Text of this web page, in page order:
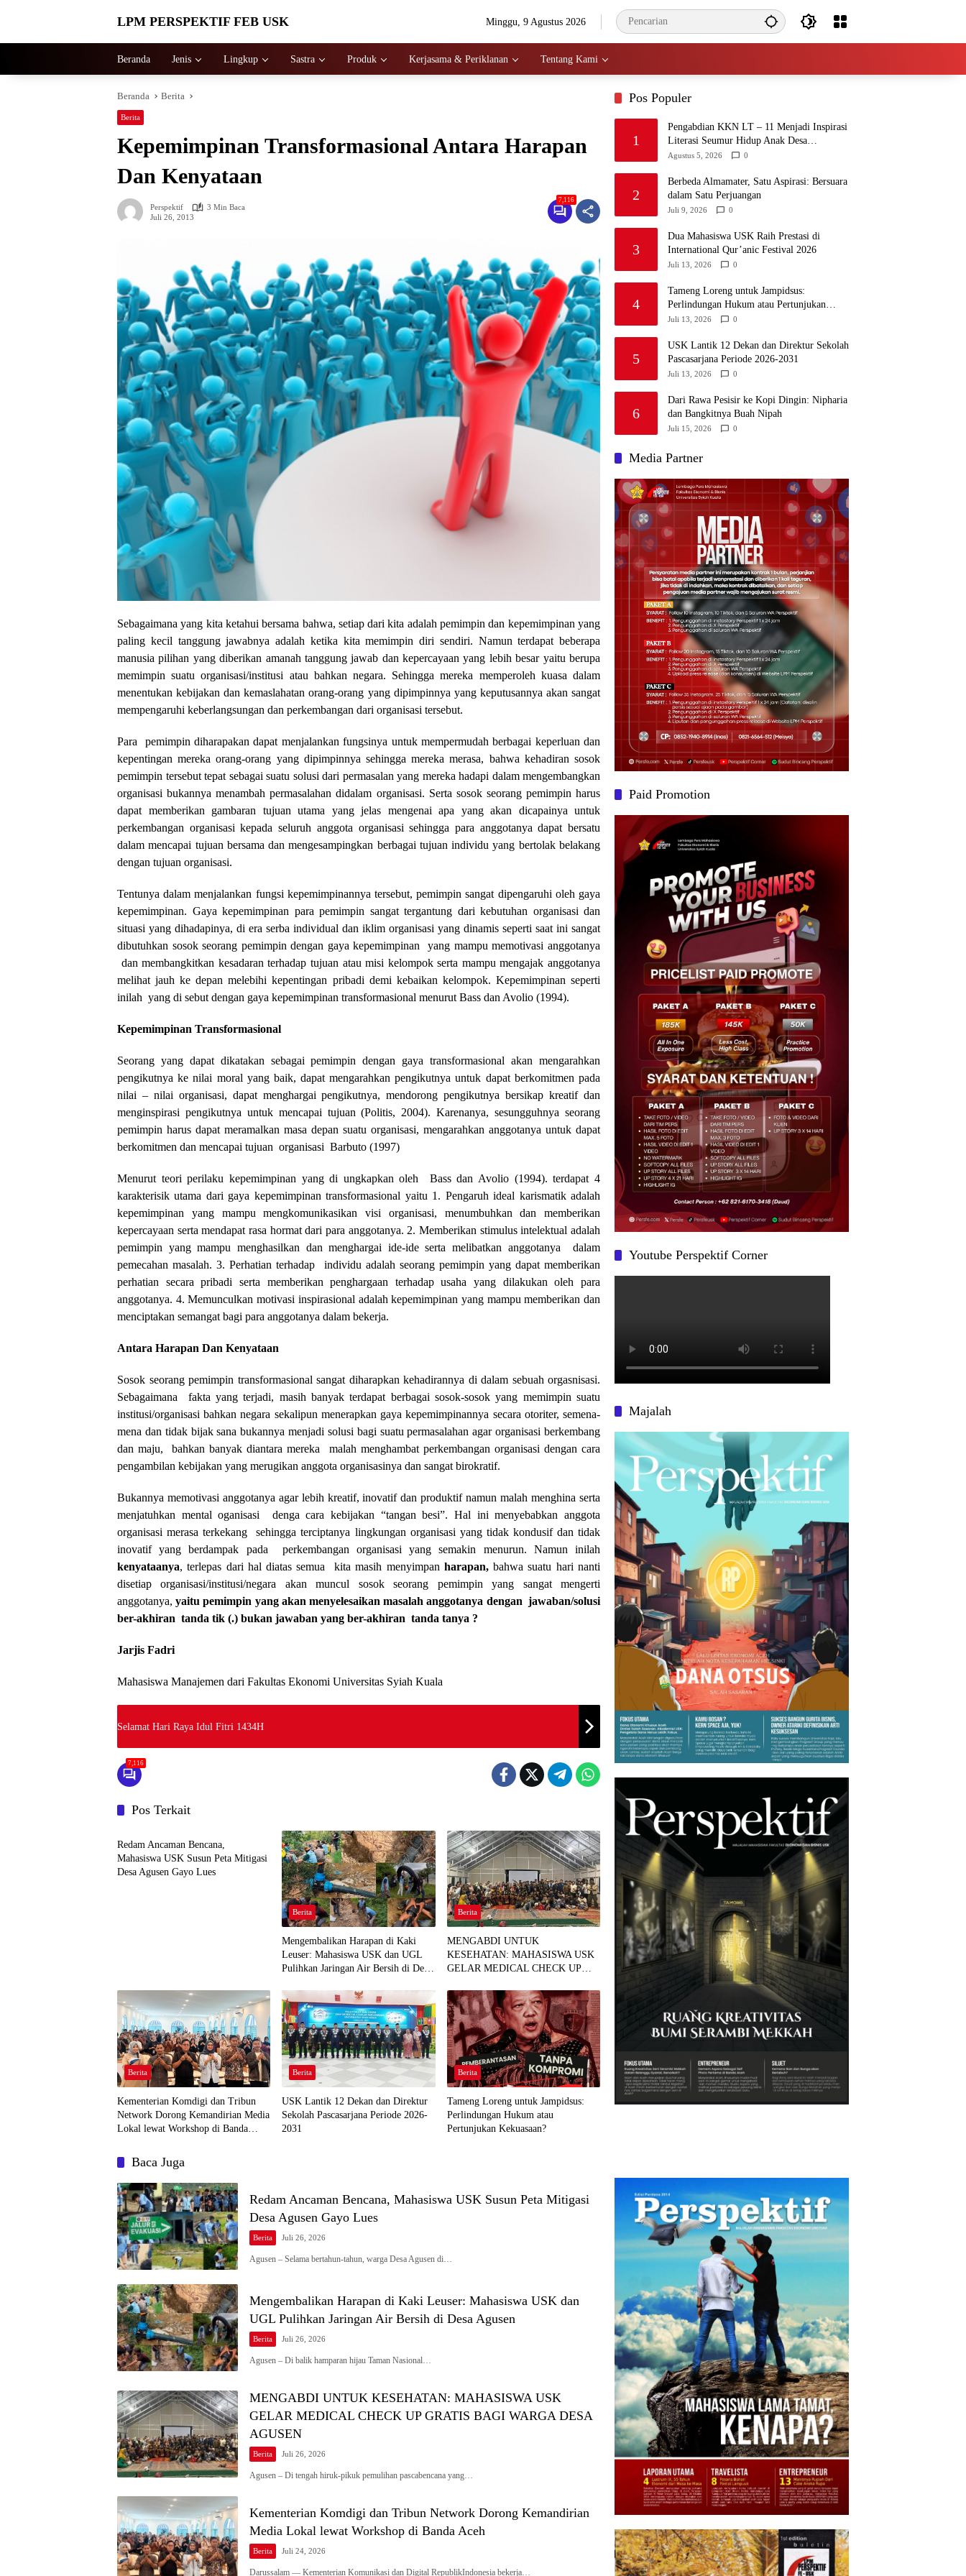
LPM PERSPEKTIF FEB USK Minggu, 9 Agustus 2026
Beranda Jenis Lingkup Sastra Produk Kerjasama & Periklanan Tentang Kami
Beranda Berita
Berita
Kepemimpinan Transformasional Antara Harapan
Dan Kenyataan
Perspektif
3 Min Baca
Juli 26, 2013
7,116
Sebagaimana yang kita ketahui bersama bahwa, setiap dari kita adalah pemimpin dan kepemimpinan yang
paling kecil tanggung jawabnya adalah ketika kita memimpin diri sendiri. Namun terdapat beberapa
manusia pilihan yang diberikan amanah tanggung jawab dan kepercayaan yang lebih besar yaitu berupa
memimpin suatu organisasi/institusi atau bahkan negara. Sehingga mereka memperoleh kuasa dalam
menentukan kebijakan dan kemaslahatan orang-orang yang dipimpinnya yang keputusannya akan sangat
mempengaruhi keberlangsungan dan perkembangan dari organisasi tersebut.
Para pemimpin diharapakan dapat menjalankan fungsinya untuk mempermudah berbagai keperluan dan
kepentingan mereka orang-orang yang dipimpinnya sehingga mereka merasa, bahwa kehadiran sosok
pemimpin tersebut tepat sebagai suatu solusi dari permasalan yang mereka hadapi dalam mengembangkan
organisasi bukannya menambah permasalahan didalam organisasi. Serta sosok seorang pemimpin harus
dapat memberikan gambaran tujuan utama yang jelas mengenai apa yang akan dicapainya untuk
perkembangan organisasi kepada seluruh anggota organisasi sehingga para anggotanya dapat bersatu
dalam mencapai tujuan bersama dan mengesampingkan berbagai tujuan individu yang bertolak belakang
dengan tujuan organisasi.
Tentunya dalam menjalankan fungsi kepemimpinannya tersebut, pemimpin sangat dipengaruhi oleh gaya
kepemimpinan. Gaya kepemimpinan para pemimpin sangat tergantung dari kebutuhan organisasi dan
situasi yang dihadapinya, di era serba individual dan iklim organisasi yang dinamis seperti saat ini sangat
dibutuhkan sosok seorang pemimpin dengan gaya kepemimpinan yang mampu memotivasi anggotanya
dan membangkitkan kesadaran terhadap tujuan atau misi kelompok serta mampu mengajak anggotanya
melihat jauh ke depan melebihi kepentingan pribadi demi kebaikan kelompok. Kepemimpinan seperti
inilah yang di sebut dengan gaya kepemimpinan transformasional menurut Bass dan Avolio (1994).
Kepemimpinan Transformasional
Seorang yang dapat dikatakan sebagai pemimpin dengan gaya transformasional akan mengarahkan
pengikutnya ke nilai moral yang baik, dapat mengarahkan pengikutnya untuk dapat berkomitmen pada
nilai – nilai organisasi, dapat menghargai pengikutnya, mendorong pengikutnya bersikap kreatif dan
menginspirasi pengikutnya untuk mencapai tujuan (Politis, 2004). Karenanya, sesungguhnya seorang
pemimpin harus dapat meramalkan masa depan suatu organisasi, mengarahkan anggotanya untuk dapat
berkomitmen dan mencapai tujuan organisasi Barbuto (1997)
Menurut teori perilaku kepemimpinan yang di ungkapkan oleh Bass dan Avolio (1994). terdapat 4
karakterisik utama dari gaya kepemimpinan transformasional yaitu 1. Pengaruh ideal karismatik adalah
kepemimpinan yang mampu mengkomunikasikan visi organisasi, menumbuhkan dan memberikan
kepercayaan serta mendapat rasa hormat dari para anggotanya. 2. Memberikan stimulus intelektual adalah
pemimpin yang mampu menghasilkan dan menghargai ide-ide serta melibatkan anggotanya dalam
pemecahan masalah. 3. Perhatian terhadap individu adalah seorang pemimpin yang dapat memberikan
perhatian secara pribadi serta memberikan penghargaan terhadap usaha yang dilakukan oleh para
anggotanya. 4. Memunculkan motivasi inspirasional adalah kepemimpinan yang mampu memberikan dan
menciptakan semangat bagi para anggotanya dalam bekerja.
Antara Harapan Dan Kenyataan
Sosok seorang pemimpin transformasional sangat diharapkan kehadirannya di dalam sebuah orgasnisasi.
Sebagaimana fakta yang terjadi, masih banyak terdapat berbagai sosok-sosok yang memimpin suatu
institusi/organisasi bahkan negara sekalipun menerapkan gaya kepemimpinannya secara otoriter, semena-
mena dan tidak bijak sana bukannya menjadi solusi bagi suatu permasalahan agar organisasi berkembang
dan maju, bahkan banyak diantara mereka malah menghambat perkembangan organisasi dengan cara
pengambilan kebijakan yang merugikan anggota organisasinya dan sangat birokratif.
Bukannya memotivasi anggotanya agar lebih kreatif, inovatif dan produktif namun malah menghina serta
menjatuhkan mental oganisasi denga cara kebijakan “tangan besi”. Hal ini menyebabkan anggota
organisasi merasa terkekang sehingga terciptanya lingkungan organisasi yang tidak kondusif dan tidak
inovatif yang berdampak pada perkembangan organisasi yang semakin menurun. Namun inilah
kenyataanya, terlepas dari hal diatas semua kita masih menyimpan harapan,bahwa suatu hari nanti
disetiap organisasi/institusi/negara akan muncul sosok seorang pemimpin yang sangat mengerti
anggotanya,yaitu pemimpin yang akan menyelesaikan masalah anggotanya dengan jawaban/solusi
ber-akhiran tanda tik (.) bukan jawaban yang ber-akhiran tanda tanya ?
Jarjis Fadri
Mahasiswa Manajemen dari Fakultas Ekonomi Universitas Syiah Kuala
Selamat Hari Raya Idul Fitri 1434H
7,116
Pos Terkait
Berita
Redam Ancaman Bencana,
Mahasiswa USK Susun Peta Mitigasi
Desa Agusen Gayo Lues
Berita
Mengembalikan Harapan di Kaki
Leuser: Mahasiswa USK dan UGL
Pulihkan Jaringan Air Bersih di Desa
Berita
MENGABDI UNTUK
KESEHATAN: MAHASISWA USK
GELAR MEDICAL CHECK UP
AGUSEN
Berita
Kementerian Komdigi dan Tribun
Network Dorong Kemandirian Media
Lokal lewat Workshop di Banda
Berita
USK Lantik 12 Dekan dan Direktur
Sekolah Pascasarjana Periode 2026-
2031
Berita
Tameng Loreng untuk Jampidsus:
Perlindungan Hukum atau
Pertunjukan Kekuasaan?
Baca Juga
Redam Ancaman Bencana, Mahasiswa USK Susun Peta Mitigasi
Desa Agusen Gayo Lues
Berita Juli 26, 2026
Agusen – Selama bertahun-tahun, warga Desa Agusen di…
Mengembalikan Harapan di Kaki Leuser: Mahasiswa USK dan
UGL Pulihkan Jaringan Air Bersih di Desa Agusen
Berita Juli 26, 2026
Agusen – Di balik hamparan hijau Taman Nasional…
MENGABDI UNTUK KESEHATAN: MAHASISWA USK
GELAR MEDICAL CHECK UP GRATIS BAGI WARGA DESA
AGUSEN
Berita Juli 26, 2026
Agusen – Di tengah hiruk-pikuk pemulihan pascabencana yang…
Kementerian Komdigi dan Tribun Network Dorong Kemandirian
Media Lokal lewat Workshop di Banda Aceh
Berita Juli 24, 2026
Darussalam — Kementerian Komunikasi dan Digital RepublikIndonesia bekerja…
Pos Populer
1
Pengabdian KKN LT – 11 Menjadi Inspirasi
Literasi Seumur Hidup Anak Desa
Lampisang
Agustus 5, 2026 0
2
Berbeda Almamater, Satu Aspirasi: Bersuara
dalam Satu Perjuangan
Juli 9, 2026 0
3
Dua Mahasiswa USK Raih Prestasi di
International Qur’anic Festival 2026
Juli 13, 2026 0
4
Tameng Loreng untuk Jampidsus:
Perlindungan Hukum atau Pertunjukan
Kekuasaan?
Juli 13, 2026 0
5
USK Lantik 12 Dekan dan Direktur Sekolah
Pascasarjana Periode 2026-2031
Juli 13, 2026 0
6
Dari Rawa Pesisir ke Kopi Dingin: Nipharia
dan Bangkitnya Buah Nipah
Juli 15, 2026 0
Media Partner
Paid Promotion
Youtube Perspektif Corner
Majalah